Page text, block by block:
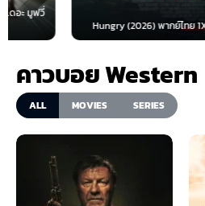
Hungry (2026) พากย์ไทย 1X
คาวบอย Western
ALL MOVIES SERIES